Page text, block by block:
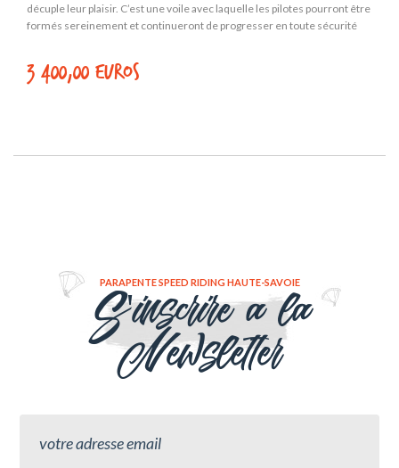
décuple leur plaisir. C’est une voile avec laquelle les pilotes pourront être
formés sereinement et continueront de progresser en toute sécurité
robustes, la Magic résistera aux rigueurs de nombreux entraînements.
Toutefois, les matériaux de dernière génération permettent de
3 400,00 euros
PARAPENTE SPEED RIDING HAUTE-SAVOIE
S'inscrire a la
Newsletter